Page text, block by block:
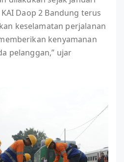
Daop 2 Bandung terus
keselamatan perjalanan
kenyamanan
pelanggan,” ujar